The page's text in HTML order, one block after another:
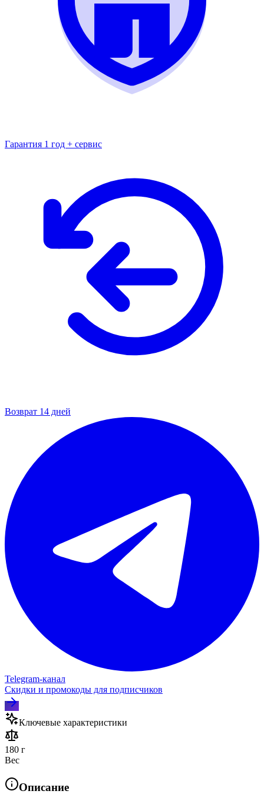
Гарантия 1 год + сервис
Возврат 14 дней
Telegram‑канал
Скидки и промокоды для подписчиков
Ключевые характеристики
180 г
Вес
Описание